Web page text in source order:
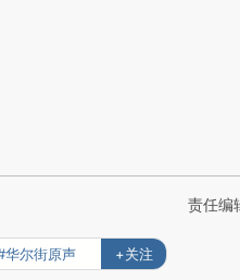
责任编
华尔街原声 +关注